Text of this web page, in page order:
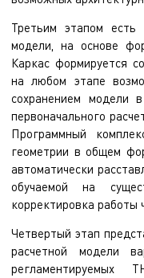
Третьим этапом есть
модели, на основе
Каркас формируется
на любом этапе
сохранением модели
первоначального
Программный
геометрии в общем
автоматически
обучаемой на
корректировка работы
Четвертый этап
расчетной модели
регламентируемых